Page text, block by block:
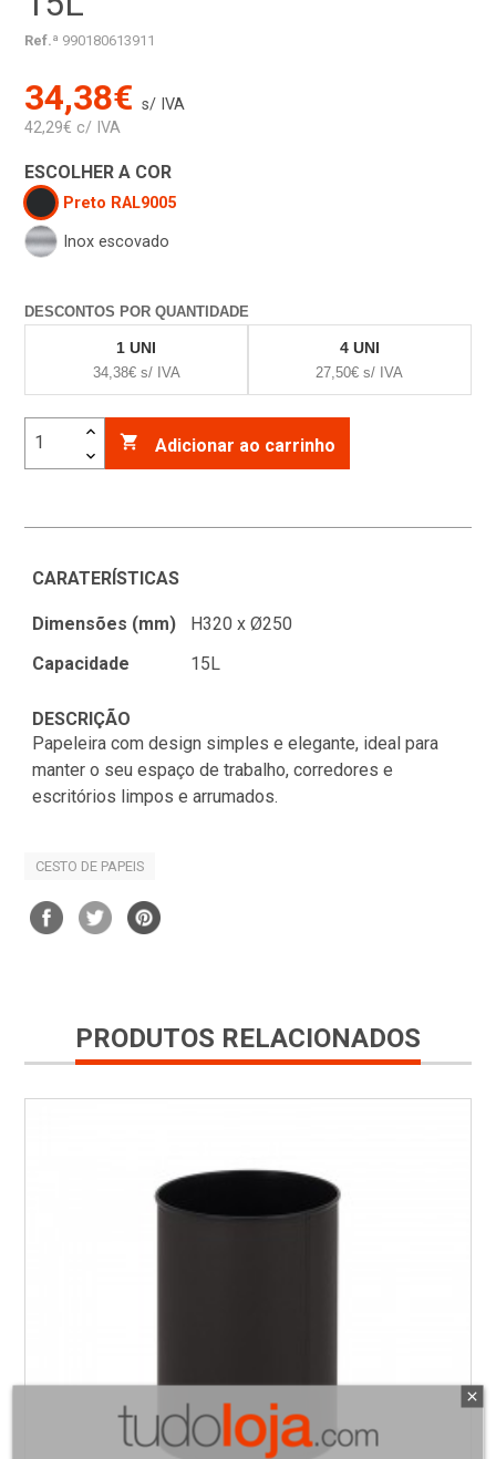
Ref.ª 990180613911
34,38€ s/ IVA
42,29€ c/ IVA
ESCOLHER A COR
Preto RAL9005
Inox escovado
DESCONTOS POR QUANTIDADE
1 UNI
34,38€ s/ IVA
4 UNI
27,50€ s/ IVA
 Adicionar ao carrinho
CARATERÍSTICAS
Dimensões (mm)
H320 x Ø250
Capacidade
15L
DESCRIÇÃO
Papeleira com design simples e elegante, ideal para
manter o seu espaço de trabalho, corredores e
escritórios limpos e arrumados.
CESTO DE PAPEIS
PRODUTOS RELACIONADOS